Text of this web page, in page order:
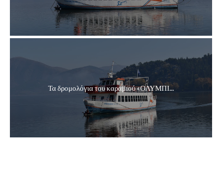
Τα δρομολόγια του καραβιού «ΟΛΥΜΠΙ...